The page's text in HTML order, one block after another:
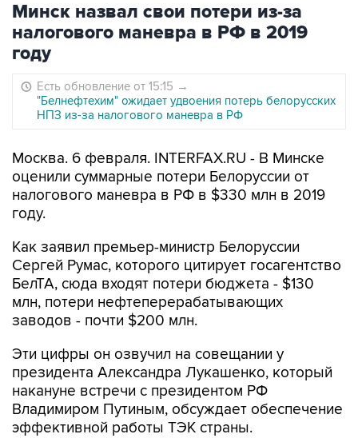
Минск назвал свои потери из-за
налогового маневра в РФ в 2019
году
Есть обновление от 15:15 →
"Белнефтехим" ожидает удвоения потерь белорусских
НПЗ из-за налогового маневра в РФ
Москва. 6 февраля. INTERFAX.RU - В Минске
оценили суммарные потери Белоруссии от
налогового маневра в РФ в $330 млн в 2019
году.
Как заявил премьер-министр Белоруссии
Сергей Румас, которого цитирует госагентство
БелТА, сюда входят потери бюджета - $130
млн, потери нефтеперерабатывающих
заводов - почти $200 млн.
Эти цифры он озвучил на совещании у
президента Александра Лукашенко, который
накануне встречи с президентом РФ
Владимиром Путиным, обсуждает обеспечение
эффективной работы ТЭК страны.